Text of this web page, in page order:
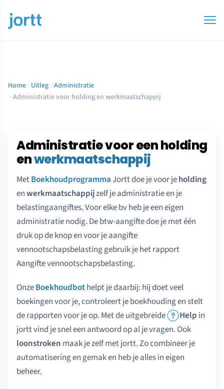
Home › Uitleg › Administratie
› Administratie voor holding en werkmaatschappij
Administratie voor een holding
enwerkmaatschappij
MetBoekhoudprogrammaJortt doe je voor jeholding
enwerkmaatschappijzelf je administratie en je
belastingaangiftes. Voor elke bv heb je een eigen
administratie nodig. De btw-aangifte doe je met één
druk op de knop en voor je aangifte
vennootschapsbelasting gebruik je het rapport
Aangifte vennootschapsbelasting.
OnzeBoekhoudbothelpt je daarbij: hij doet veel
boekingen voor je, controleert je boekhouding en stelt
de rapporten voor je op. Met de uitgebreide
Help in
jortt vind je snel een antwoord op al je vragen. Ook
loonstroken maak je zelf met jortt. Zo combineer je
automatisering en gemak en heb je alles in eigen
beheer.